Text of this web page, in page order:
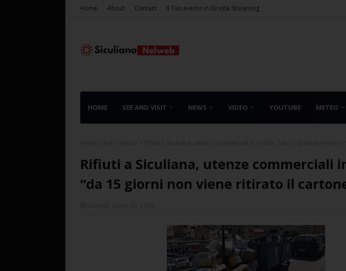
Home About Contact Il Tuo evento in Diretta Streaming
HOME SEE AND VISIT NEWS VIDEO YOUTUBE METEO
Rifiuti a Siculiana, utenze commerciali
“da 15 giorni non viene ritirato il